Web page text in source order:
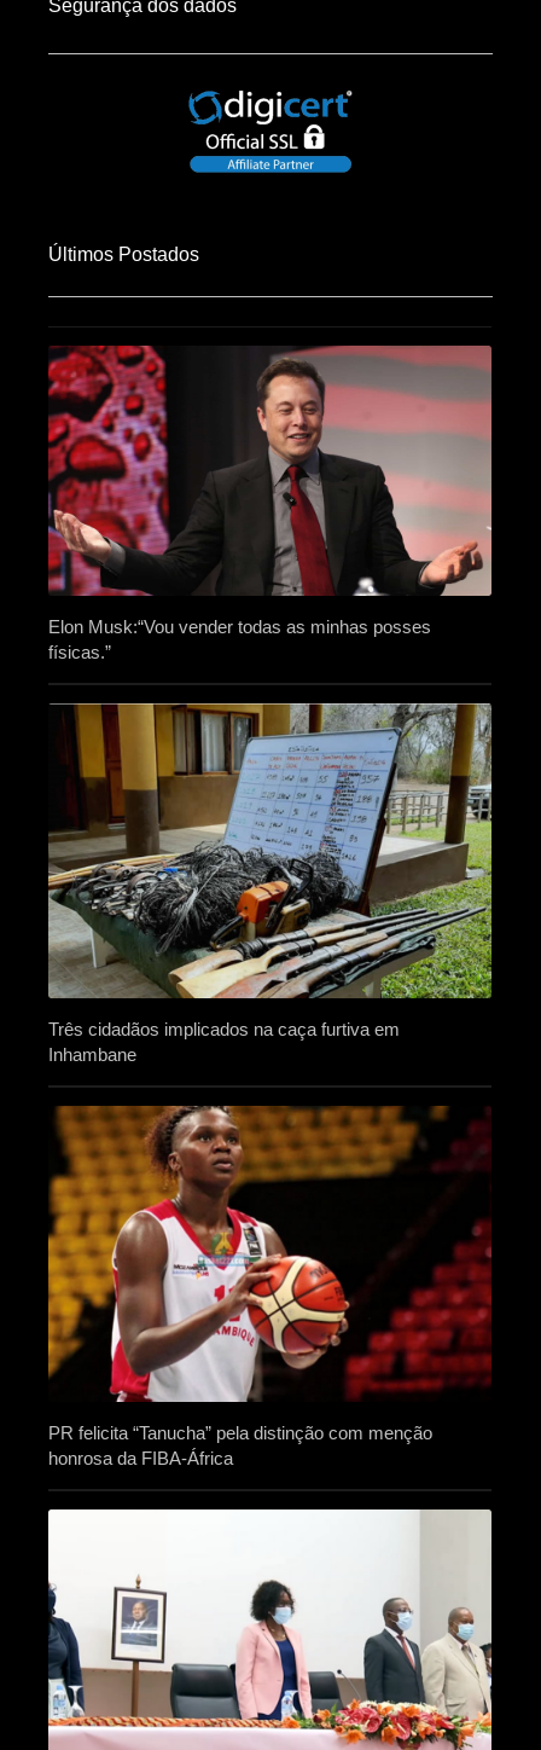
Segurança dos dados
Últimos Postados
Elon Musk:“Vou vender todas as minhas posses
físicas.”
Três cidadãos implicados na caça furtiva em
Inhambane
PR felicita “Tanucha” pela distinção com menção
honrosa da FIBA-África